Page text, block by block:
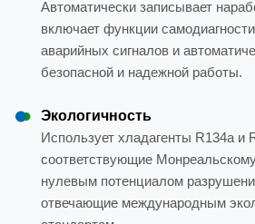
Автоматически записывает
включает функции
аварийных сигналов и
безопасной и надежной работы.
Экологичность
Использует хладагенты R134a и
соответствующие
нулевым потенциалом
отвечающие международным